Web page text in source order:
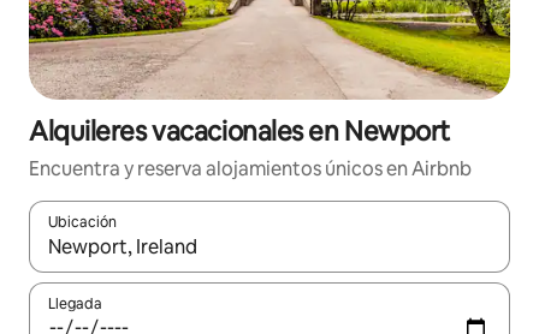
Alquileres vacacionales en Newport
Encuentra y reserva alojamientos únicos en Airbnb
Ubicación
Cuando los resultados estén disponibles, navega con las
Llegada